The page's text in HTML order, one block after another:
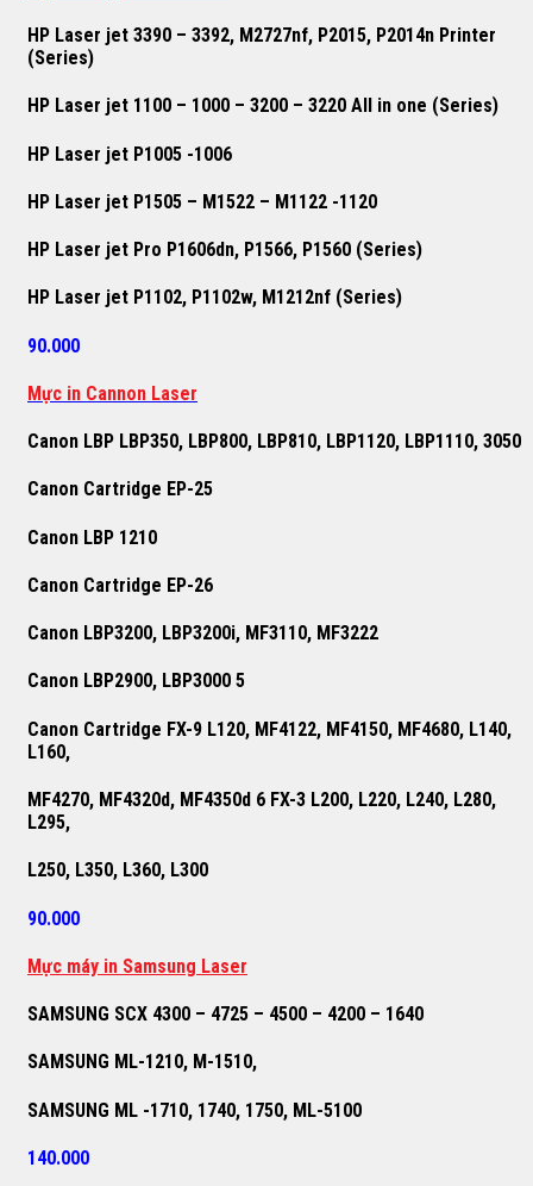
HP Laser jet 3390 – 3392, M2727nf, P2015, P2014n Printer
(Series)
HP Laser jet 1100 – 1000 – 3200 – 3220 All in one (Series)
HP Laser jet P1005 -1006
HP Laser jet P1505 – M1522 – M1122 -1120
HP Laser jet Pro P1606dn, P1566, P1560 (Series)
HP Laser jet P1102, P1102w, M1212nf (Series)
90.000
Mực in Cannon Laser
Canon LBP LBP350, LBP800, LBP810, LBP1120, LBP1110, 3050
Canon Cartridge EP-25
Canon LBP 1210
Canon Cartridge EP-26
Canon LBP3200, LBP3200i, MF3110, MF3222
Canon LBP2900, LBP3000 5
Canon Cartridge FX-9 L120, MF4122, MF4150, MF4680, L140,
L160,
MF4270, MF4320d, MF4350d 6 FX-3 L200, L220, L240, L280,
L295,
L250, L350, L360, L300
90.000
Mực máy in Samsung Laser
SAMSUNG SCX 4300 – 4725 – 4500 – 4200 – 1640
SAMSUNG ML-1210, M-1510,
SAMSUNG ML -1710, 1740, 1750, ML-5100
140.000